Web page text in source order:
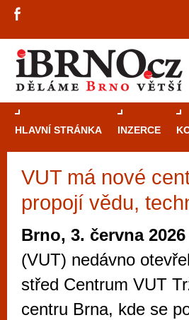
HLAVNÍ STRÁNKA INZERCE
VUT má nové
propojí vědu,
Brno, 3. června 2026
(VUT) nedávno
střed Centrum VUT
centru Brna, kde se
Mimo jiné je ale také